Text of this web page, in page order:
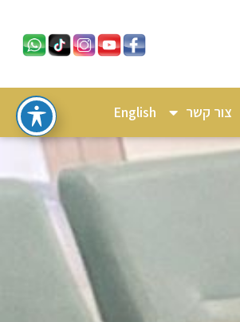
צור קשר English